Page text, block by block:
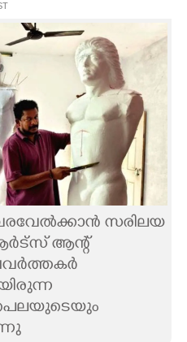
സരിലയ
ആന്റ്